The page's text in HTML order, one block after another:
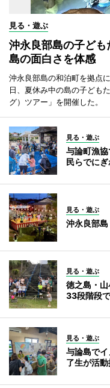
見る・遊ぶ
沖永良部島の子ど
島の面白さを体感
沖永良部島の和泊町を拠点
日、夏休み中の島の子ども
グ）ツアー」を開催した。
見る・遊ぶ
与論町漁
民らでにぎ
見る・遊ぶ
沖永良部島
見る・遊ぶ
徳之島・
33段階段
見る・遊ぶ
与論島で
了生が活